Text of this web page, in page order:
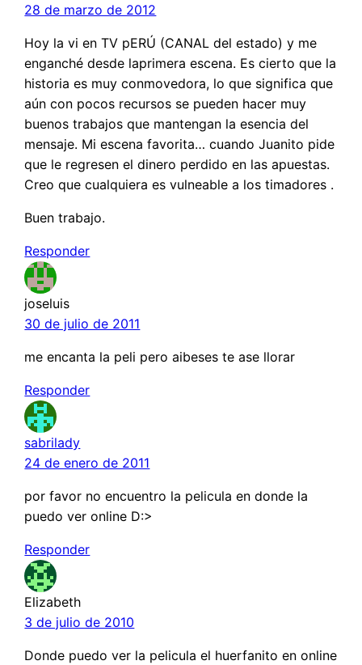
28 de marzo de 2012
Hoy la vi en TV pERÚ (CANAL del estado) y me
enganché desde laprimera escena. Es cierto que la
historia es muy conmovedora, lo que significa que
aún con pocos recursos se pueden hacer muy
buenos trabajos que mantengan la esencia del
mensaje. Mi escena favorita… cuando Juanito pide
que le regresen el dinero perdido en las apuestas.
Creo que cualquiera es vulneable a los timadores .
Buen trabajo.
Responder
joseluis
30 de julio de 2011
me encanta la peli pero aibeses te ase llorar
Responder
sabrilady
24 de enero de 2011
por favor no encuentro la pelicula en donde la
puedo ver online D:>
Responder
Elizabeth
3 de julio de 2010
Donde puedo ver la pelicula el huerfanito en online